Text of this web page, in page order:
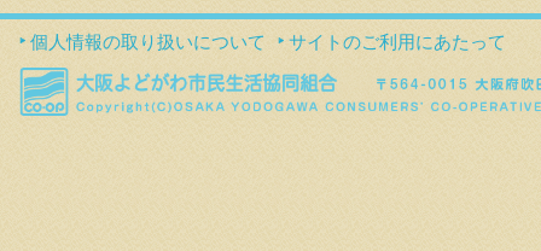
個人情報の取り扱いについて サイトのご利用にあたって